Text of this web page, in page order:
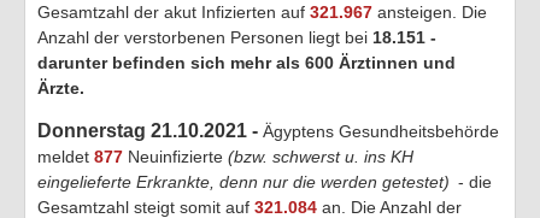
Gesamtzahl der akut Infizierten auf 321.967 ansteigen. Die
Anzahl der verstorbenen Personen liegt bei 18.151 -
darunter befinden sich mehr als 600 Ärztinnen und
Ärzte.
Donnerstag 21.10.2021 - Ägyptens Gesundheitsbehörde
meldet 877 Neuinfizierte (bzw. schwerst u. ins KH
eingelieferte Erkrankte, denn nur die werden getestet) - die
Gesamtzahl steigt somit auf 321.084 an. Die Anzahl der